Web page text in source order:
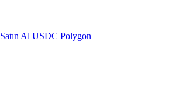
Satın Al USDC Polygon